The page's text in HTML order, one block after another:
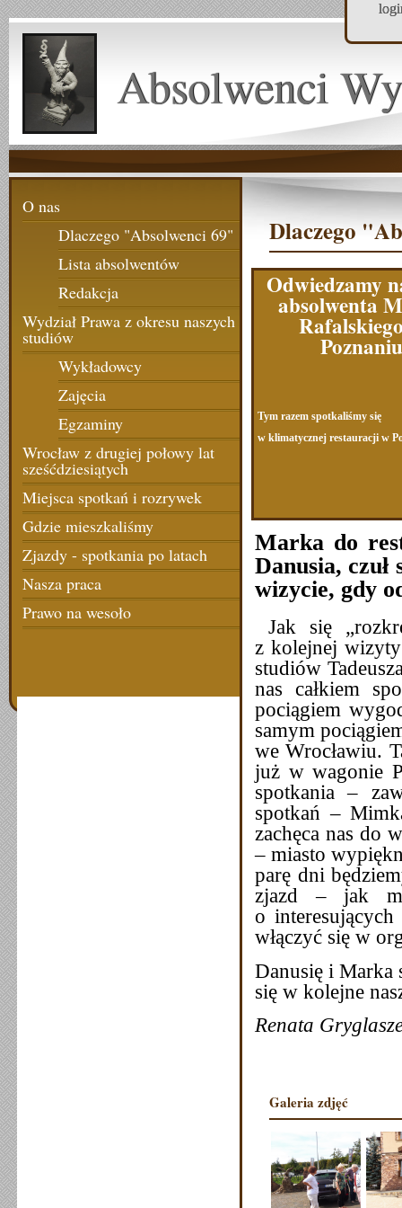
Absolwenci
O nas
Dlaczego "Absolwenci 69"
Lista absolwentów
Redakcja
Wydział Prawa z okresu naszych
studiów
Wykładowcy
Zajęcia
Egzaminy
Wrocław z drugiej połowy lat
sześćdziesiątych
Miejsca spotkań i rozrywek
Gdzie mieszkaliśmy
Zjazdy - spotkania po latach
Nasza praca
Prawo na wesoło
Dlaczego
Odwiedzamy
absolwenta
Poznaniu
Tym razem spotkaliśmy się
w klimatycznej restauracji w
Marka do
Danusia,
wizycie, gdy
Jak się
z kolejnej
studiów
nas całkiem
pociągiem
samym
we Wrocławiu.
już w wagonie
spotkania –
spotkań –
zachęca nas do
– miasto
parę dni
zjazd – jak
o
włączyć się w
Danusię i Marka
się w
Renata
Galeria zdjęć